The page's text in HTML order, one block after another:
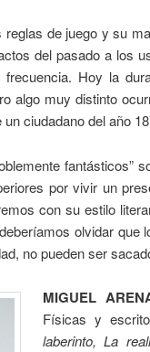
reglas de juego y su
del pasado a los
Hoy la
algo muy distinto
ciudadano del año
fantásticos”
por vivir un
con su estilo
olvidar que
no pueden ser
MIGUEL
Físicas y
laberinto, La